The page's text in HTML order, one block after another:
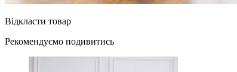
Відкласти товар
Рекомендуємо подивитись